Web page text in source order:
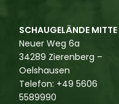
SCHAUGELÄNDE MITTE
Neuer Weg 6a
34289 Zierenberg –
Oelshausen
Telefon: +49 5606
5589990